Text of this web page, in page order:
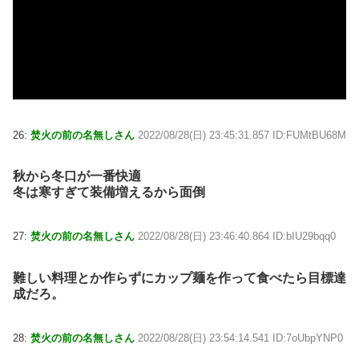
26: 焚火の前の名無しさん 2022/08/28(日) 23:45:31.857 ID:FUMtBU68M
秋から冬口が一番快適
冬は寒すぎて装備増えるから面倒
27: 焚火の前の名無しさん 2022/08/28(日) 23:46:40.864 ID:bIU29bqq0
難しい料理とか作らずにカップ麺を作って食べたら目標達
成だろ。
28: 焚火の前の名無しさん 2022/08/28(日) 23:54:14.541 ID:7oUbpYNP0